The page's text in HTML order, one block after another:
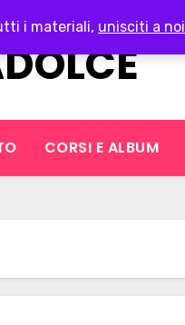
i materiali, unisciti a noi
CORSI E ALBUM